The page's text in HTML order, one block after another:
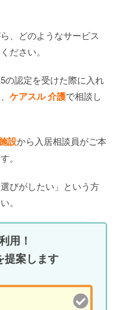
、どのようなサービス
ださい。
の認定を受けた際に入れ
ケアスル 介護で相談し
設から入居相談員がご本
。
びがしたい」という方
。
用！
提案します